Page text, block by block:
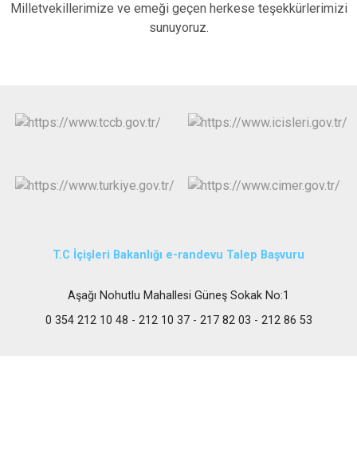
Milletvekillerimize ve emeği geçen herkese teşekkürlerimizi
sunuyoruz.
T.C İçişleri Bakanlığı e-randevu Talep Başvuru
Aşağı Nohutlu Mahallesi Güneş Sokak No:1
0 354 212 10 48 - 212 10 37 - 217 82 03 - 212 86 53